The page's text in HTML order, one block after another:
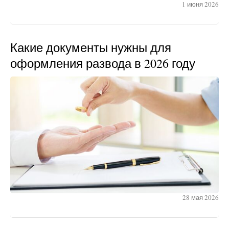
1 июня 2026
Какие документы нужны для
оформления развода в 2026 году
28 мая 2026